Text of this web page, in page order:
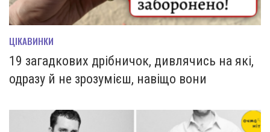
ЦІКАВИНКИ
19 загадкових дрібничок, дивлячись на які,
одразу й не зрозумієш, навіщо вони